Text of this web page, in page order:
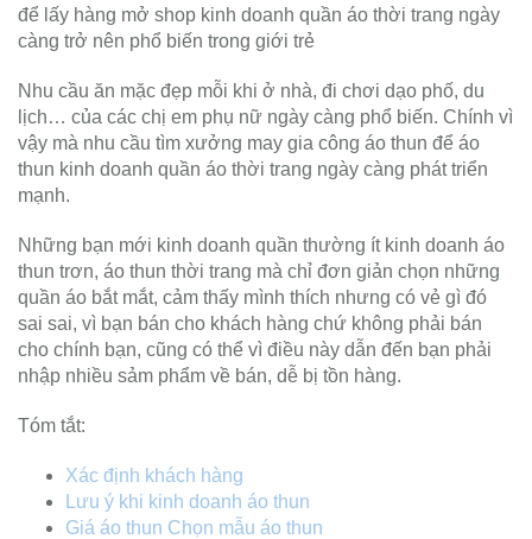
để lấy hàng mở shop kinh doanh quần áo thời trang ngày
càng trở nên phổ biến trong giới trẻ
Nhu cầu ăn mặc đẹp mỗi khi ở nhà, đi chơi dạo phố, du
lịch… của các chị em phụ nữ ngày càng phổ biến. Chính vì
vậy mà nhu cầu tìm xưởng may gia công áo thun để áo
thun kinh doanh quần áo thời trang ngày càng phát triển
mạnh.
Những bạn mới kinh doanh quần thường ít kinh doanh áo
thun trơn, áo thun thời trang mà chỉ đơn giản chọn những
quần áo bắt mắt, cảm thấy mình thích nhưng có vẻ gì đó
sai sai, vì bạn bán cho khách hàng chứ không phải bán
cho chính bạn, cũng có thể vì điều này dẫn đến bạn phải
nhập nhiều sảm phẩm về bán, dễ bị tồn hàng.
Tóm tắt:
Xác định khách hàng
Lưu ý khi kinh doanh áo thun
Giá áo thun Chọn mẫu áo thun